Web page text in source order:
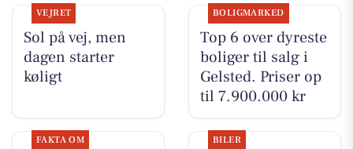
VEJRET
Sol på vej, men
dagen starter
køligt
BOLIGMARKED
Top 6 over dyreste
boliger til salg i
Gelsted. Priser op
til 7.900.000 kr
FAKTA OM BILER